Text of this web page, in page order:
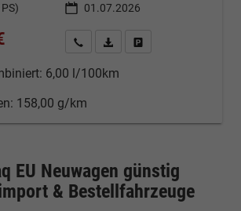
01.07.2026
Kontakt & Angebot anfordern
PDF-Datei, Fahrzeugexposé
6,00 l/100km
158,00 g/km
EU Neuwagen günstig
& Bestellfahrzeuge